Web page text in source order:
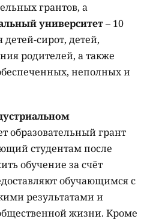
грантов, а
университет– 10
детей-сирот, детей,
родителей, а также
неполных и
образовательный грант
студентам после
обучение за счёт
обучающимся с
результатами и
жизни. Кроме